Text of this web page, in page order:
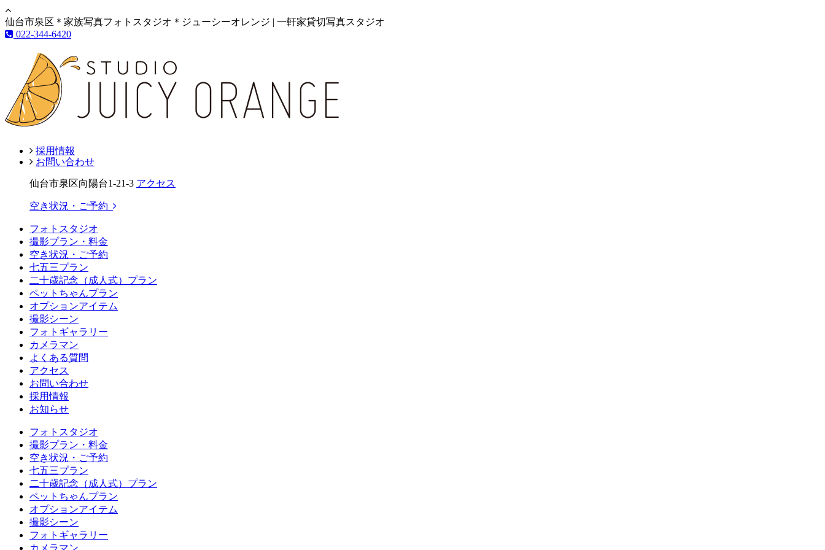
仙台市泉区＊家族写真フォトスタジオ＊ジューシーオレンジ | 一軒家貸切写真スタジオ
022-344-6420
採用情報
お問い合わせ
仙台市泉区向陽台1-21-3 アクセス
空き状況・ご予約
フォトスタジオ
撮影プラン・料金
空き状況・ご予約
七五三プラン
二十歳記念（成人式）プラン
ペットちゃんプラン
オプションアイテム
撮影シーン
フォトギャラリー
カメラマン
よくある質問
アクセス
お問い合わせ
採用情報
お知らせ
フォトスタジオ
撮影プラン・料金
空き状況・ご予約
七五三プラン
二十歳記念（成人式）プラン
ペットちゃんプラン
オプションアイテム
撮影シーン
フォトギャラリー
カメラマン